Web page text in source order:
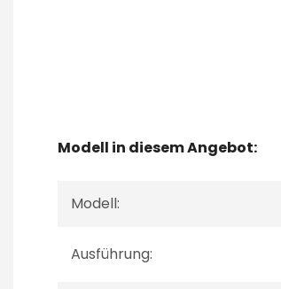
Modell in diesem Angebot:
Modell:
Ausführung: